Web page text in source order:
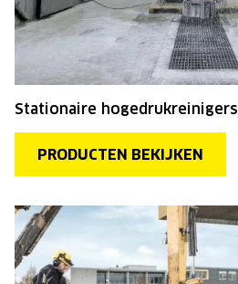
Stationaire hogedrukreinigers
PRODUCTEN BEKIJKEN